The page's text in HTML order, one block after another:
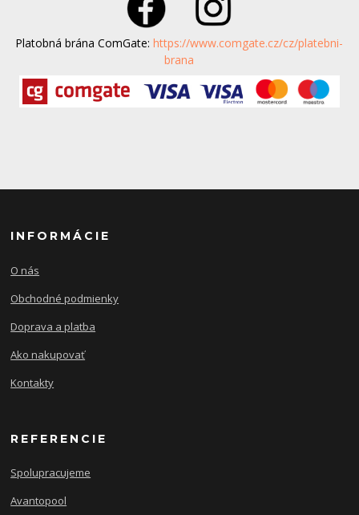
Platobná brána ComGate:https://www.comgate.cz/cz/platebni-
brana
INFORMÁCIE
O nás
Obchodné podmienky
Doprava a platba
Ako nakupovať
Kontakty
REFERENCIE
Spolupracujeme
Avantopool